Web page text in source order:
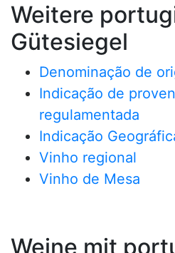
Weitere
Gütesiegel
Denominação de
Indicação de
regulamentada
Indicação
Vinho regional
Vinho de Mesa
Weine mit